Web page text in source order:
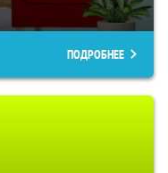
ПОДРОБНЕЕ